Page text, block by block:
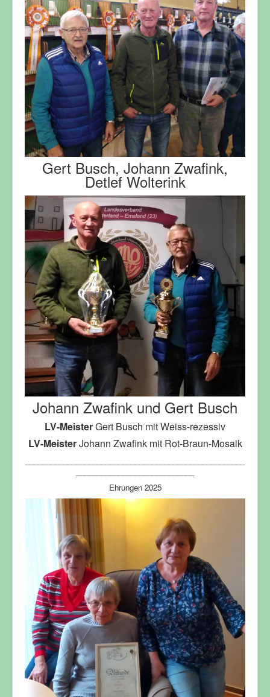
Gert Busch, Johann Zwafink,
Detlef Wolterink
Johann Zwafink und Gert Busch
LV-MeisterGert Busch mit Weiss-rezessiv
LV-MeisterJohann Zwafink mit Rot-Braun-Mosaik
Ehrungen 2025